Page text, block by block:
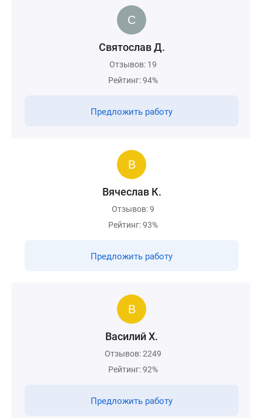
Святослав Д.
Отзывов: 19
Рейтинг: 94%
Предложить работу
Вячеслав К.
Отзывов: 9
Рейтинг: 93%
Предложить работу
Василий Х.
Отзывов: 2249
Рейтинг: 92%
Предложить работу